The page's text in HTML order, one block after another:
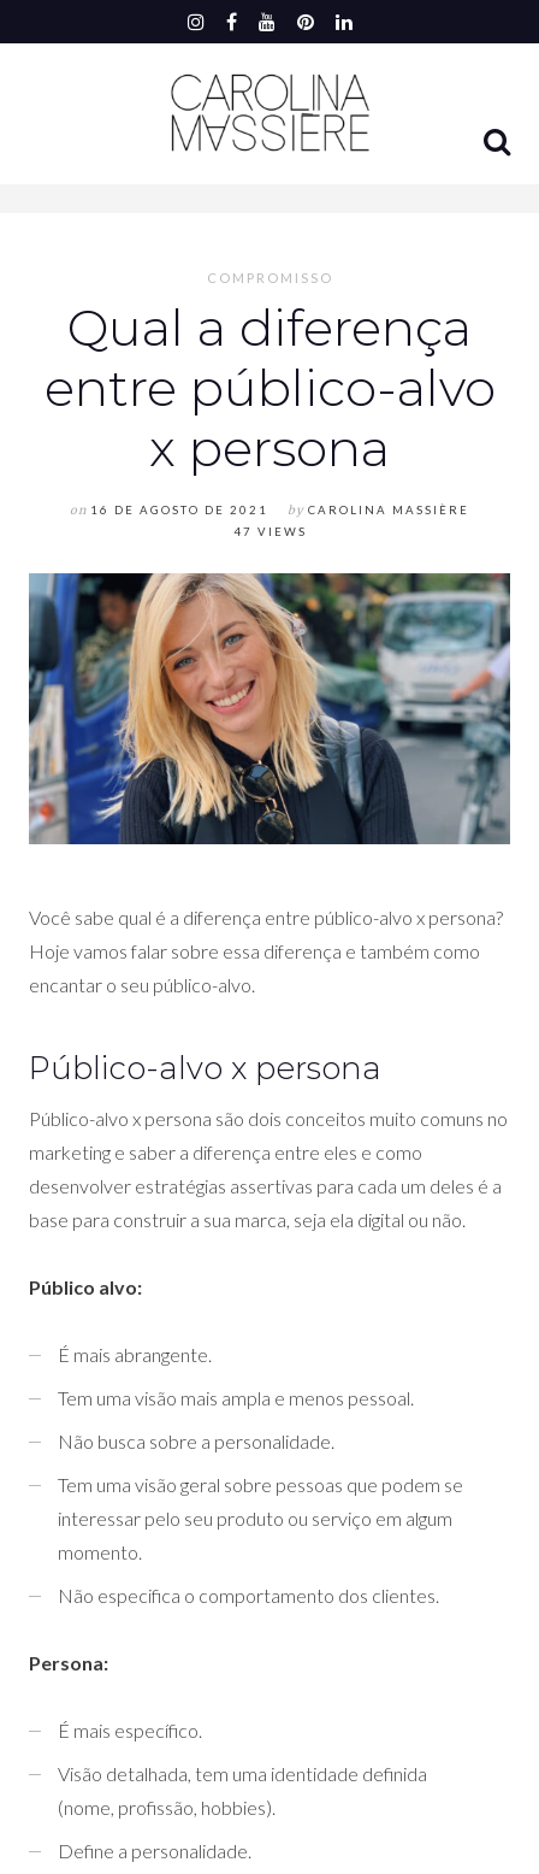
COMPROMISSO
Qual a diferença
entre público-alvo
x persona
on 16 DE AGOSTO DE 2021 by CAROLINA MASSIÈRE
47 VIEWS
Você sabe qual é a diferença entre público-alvo x persona?
Hoje vamos falar sobre essa diferença e também como
encantar o seu público-alvo.
Público-alvo x persona
Público-alvo x persona são dois conceitos muito comuns no
marketing e saber a diferença entre eles e como
desenvolver estratégias assertivas para cada um deles é a
base para construir a sua marca, seja ela digital ou não.
Público alvo:
É mais abrangente.
Tem uma visão mais ampla e menos pessoal.
Não busca sobre a personalidade.
Tem uma visão geral sobre pessoas que podem se
interessar pelo seu produto ou serviço em algum
momento.
Não especifica o comportamento dos clientes.
Persona:
É mais específico.
Visão detalhada, tem uma identidade definida
(nome, profissão, hobbies).
Define a personalidade.